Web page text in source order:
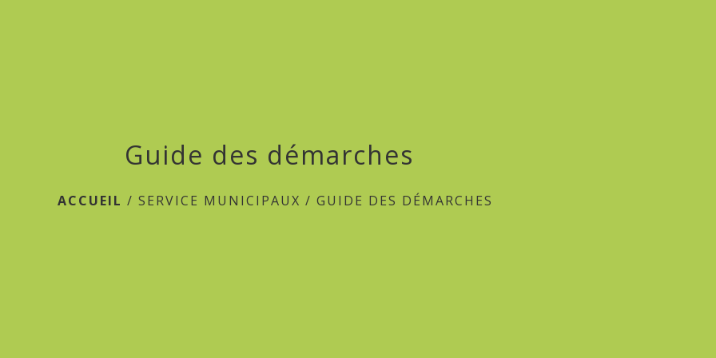
Guide des démarches
ACCUEIL /SERVICE MUNICIPAUX /GUIDE DES DÉMARCHES